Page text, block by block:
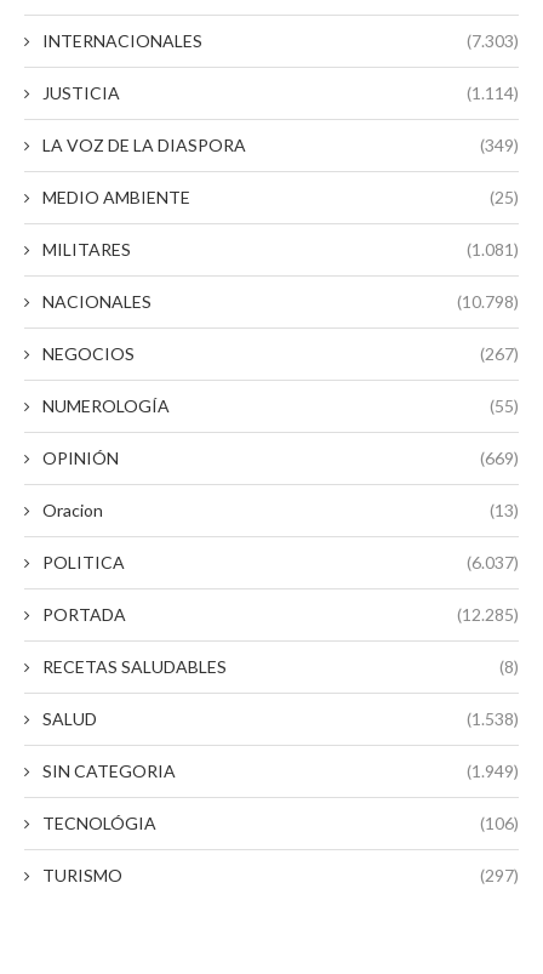
INTERNACIONALES (7.303)
JUSTICIA (1.114)
LA VOZ DE LA DIASPORA (349)
MEDIO AMBIENTE (25)
MILITARES (1.081)
NACIONALES (10.798)
NEGOCIOS (267)
NUMEROLOGÍA (55)
OPINIÓN (669)
Oracion (13)
POLITICA (6.037)
PORTADA (12.285)
RECETAS SALUDABLES (8)
SALUD (1.538)
SIN CATEGORIA (1.949)
TECNOLÓGIA (106)
TURISMO (297)